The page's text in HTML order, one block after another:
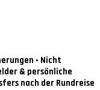
• Nicht
& persönliche
nach der Rundreise